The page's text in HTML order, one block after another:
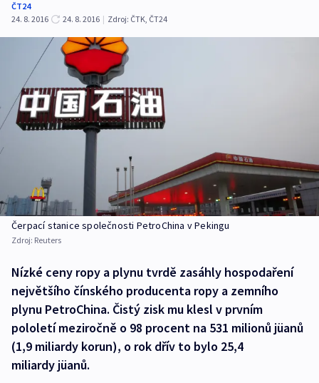
ČT24
24. 8. 2016
24. 8. 2016 | Zdroj: ČTK, ČT24
Čerpací stanice společnosti PetroChina v Pekingu
Zdroj: Reuters
Nízké ceny ropy a plynu tvrdě zasáhly hospodaření
největšího čínského producenta ropy a zemního
plynu PetroChina. Čistý zisk mu klesl v prvním
pololetí meziročně o 98 procent na 531 milionů jüanů
(1,9 miliardy korun), o rok dřív to bylo 25,4
miliardy jüanů.